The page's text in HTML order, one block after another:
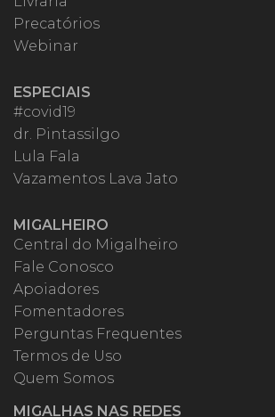
Precatórios
Webinar
ESPECIAIS
#covid19
dr. Pintassilgo
Lula Fala
Vazamentos Lava Jato
MIGALHEIRO
Central do Migalheiro
Fale Conosco
Apoiadores
Fomentadores
Perguntas Frequentes
Termos de Uso
Quem Somos
MIGALHAS NAS REDES